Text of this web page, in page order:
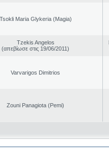
Tsokli Maria Glykeria (Magia)
Tzekis Angelos
(απεβίωσε στις 19/06/2011)
Varvarigos Dimitrios
Zouni Panagiota (Pemi)